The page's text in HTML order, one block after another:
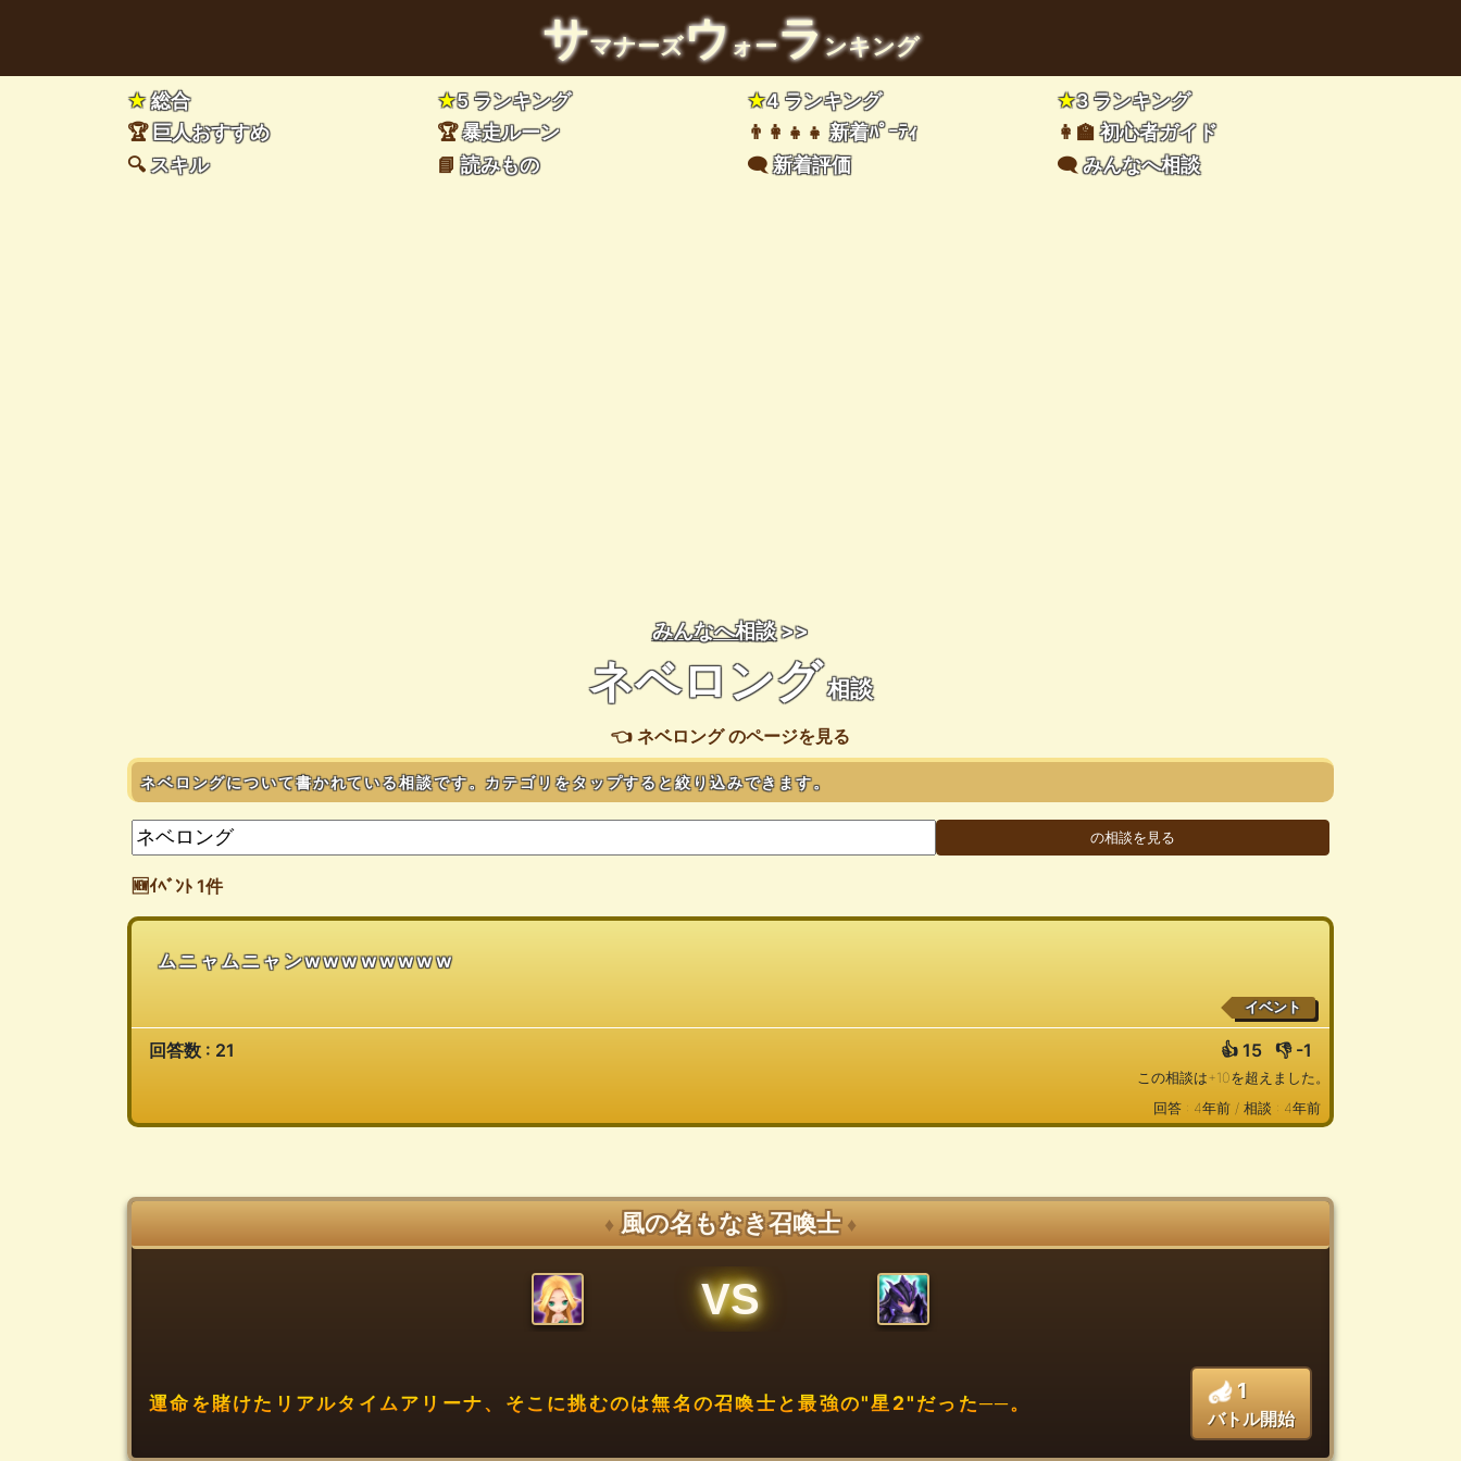
サマナーズウォーランキング
★総合 ★5 ランキング ★4 ランキング ★3 ランキング
🏆 巨人おすすめ 🏆暴走ルーン 👨‍👩‍👧‍👧新着ﾊﾟｰﾃｨ 👩‍🏫初心者ガイド
🔍スキル 📘読みもの 🗨️新着評価 🗨️みんなへ相談
みんなへ相談>>
ネベロング相談
👈 ネベロング のページを見る
ネベロングについて書かれている相談です。カテゴリをタップすると絞り込みできます。
🆕ｲﾍﾞﾝﾄ 1件
ムニャムニャンwwwwwwww
イベント
回答数 : 21 👍 15 👎 -1
この相談は+10を超えました。
回答 : 4年前 / 相談 : 4年前
♦ 風の名もなき召喚士 ♦
VS
運命を賭けたリアルタイムアリーナ、そこに挑むのは無名の召喚士と最強の"星2"だった──。 1
バトル開始